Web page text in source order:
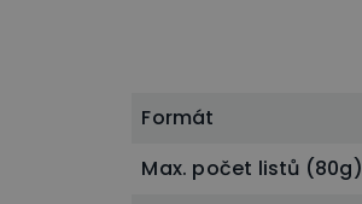
Formát
Max. počet listů (80g)